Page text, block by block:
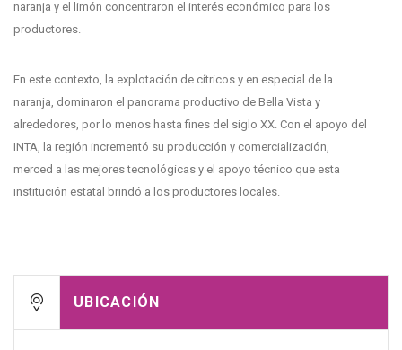
naranja y el limón concentraron el interés económico para los
productores.
En este contexto, la explotación de cítricos y en especial de la
naranja, dominaron el panorama productivo de Bella Vista y
alrededores, por lo menos hasta fines del siglo XX. Con el apoyo del
INTA, la región incrementó su producción y comercialización,
merced a las mejores tecnológicas y el apoyo técnico que esta
institución estatal brindó a los productores locales.
UBICACIÓN